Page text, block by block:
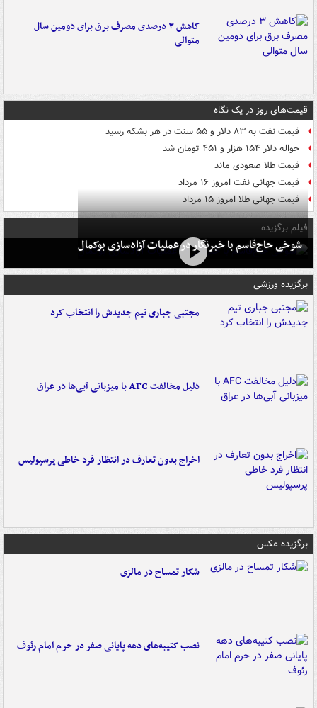
کاهش ۳ درصدی مصرف برق برای دومین سال
متوالی
قیمت‌های روز در یک نگاه
قیمت نفت به ۸۳ دلار و ۵۵ سنت در هر بشکه رسید
حواله دلار ۱۵۴ هزار و ۴۵۱ تومان شد
قیمت طلا صعودی ماند
قیمت جهانی نفت امروز ۱۶ مرداد
قیمت جهانی طلا امروز ۱۵ مرداد
فیلم برگزیده
شوخی حاج‌قاسم با خبرنگار در عملیات آزادسازی بوکمال
برگزیده ورزشی
مجتبی جباری تیم جدیدش را انتخاب کرد
دلیل مخالفت AFC با میزبانی آبی‌ها در عراق
اخراج بدون تعارف در انتظار فرد خاطی پرسپولیس
برگزیده عکس
شکار تمساح در مالزی
نصب کتیبه‌های دهه پایانی صفر در حرم امام رئوف